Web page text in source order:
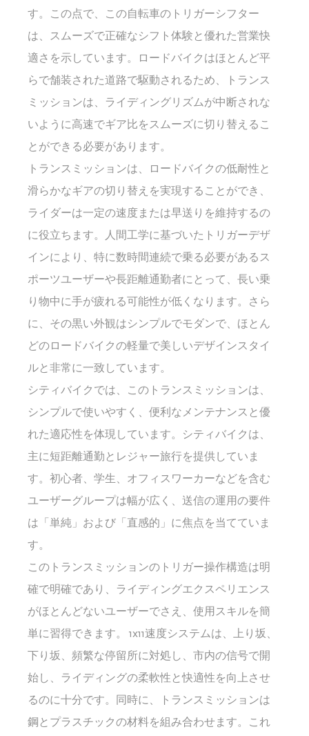
す。この点で、この自転車のトリガーシフター
は、スムーズで正確なシフト体験と優れた営業快
適さを示しています。ロードバイクはほとんど平
らで舗装された道路で駆動されるため、トランス
ミッションは、ライディングリズムが中断されな
いように高速でギア比をスムーズに切り替えるこ
とができる必要があります。
トランスミッションは、ロードバイクの低耐性と
滑らかなギアの切り替えを実現することができ、
ライダーは一定の速度または早送りを維持するの
に役立ちます。人間工学に基づいたトリガーデザ
インにより、特に数時間連続で乗る必要があるス
ポーツユーザーや長距離通勤者にとって、長い乗
り物中に手が疲れる可能性が低くなります。さら
に、その黒い外観はシンプルでモダンで、ほとん
どのロードバイクの軽量で美しいデザインスタイ
ルと非常に一致しています。
シティバイクでは、このトランスミッションは、
シンプルで使いやすく、便利なメンテナンスと優
れた適応性を体現しています。シティバイクは、
主に短距離通勤とレジャー旅行を提供していま
す。初心者、学生、オフィスワーカーなどを含む
ユーザーグループは幅が広く、送信の運用の要件
は「単純」および「直感的」に焦点を当てていま
す。
このトランスミッションのトリガー操作構造は明
確で明確であり、ライディングエクスペリエンス
がほとんどないユーザーでさえ、使用スキルを簡
単に習得できます。 1x11速度システムは、上り坂、
下り坂、頻繁な停留所に対処し、市内の信号で開
始し、ライディングの柔軟性と快適性を向上させ
るのに十分です。同時に、トランスミッションは
鋼とプラスチックの材料を組み合わせます。これ